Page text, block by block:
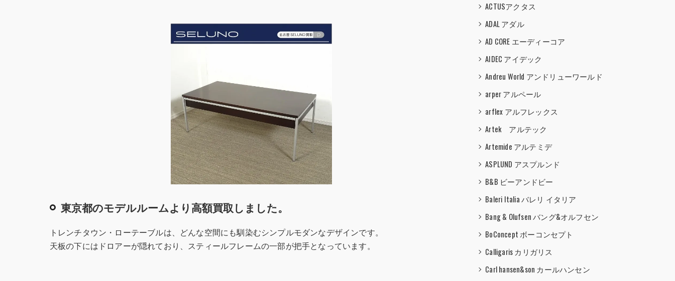
東京都のモデルルームより高額買取しました。
トレンチタウン・ローテーブルは、どんな空間にも馴染むシンプルモダンなデザインです。
天板の下にはドロアーが隠れており、スティールフレームの一部が把手となっています。
ACTUSアクタス
ADAL アダル
AD CORE エーディーコア
AIDEC アイデック
Andreu World アンドリューワールド
arper アルペール
arflex アルフレックス
Artek アルテック
Artemide アルテミデ
ASPLUND アスプルンド
B&B ビーアンドビー
Baleri Italia バレリ イタリア
Bang & Olufsen バング&オルフセン
BoConcept ボーコンセプト
Calligaris カリガリス
Carl hansen&son カールハンセン